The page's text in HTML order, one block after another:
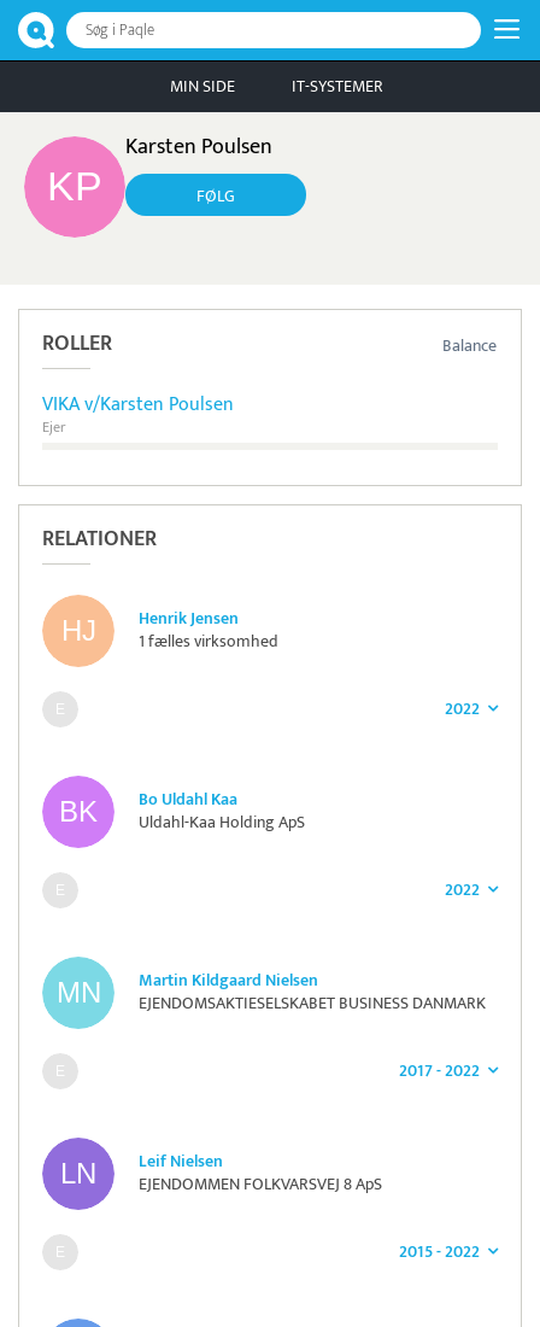
Søg i Paqle
MIN SIDE IT-SYSTEMER
Karsten Poulsen
FØLG
Balance
ROLLER
VIKA v/Karsten Poulsen
Ejer
RELATIONER
Henrik Jensen
1 fælles virksomhed
2022
Bo Uldahl Kaa
Uldahl-Kaa Holding ApS
2022
Martin Kildgaard Nielsen
EJENDOMSAKTIESELSKABET BUSINESS DANMARK
2017 - 2022
Leif Nielsen
EJENDOMMEN FOLKVARSVEJ 8 ApS
2015 - 2022